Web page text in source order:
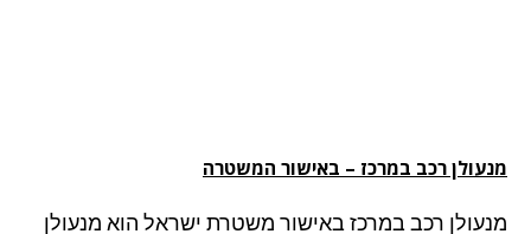
רכב במרכז – באישור המשטרה
רכב במרכז באישור משטרת ישראל הוא מנעולן